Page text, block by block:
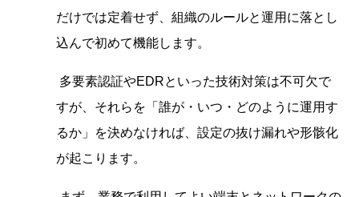
だけでは定着せず、組織のルールと運用に落とし
込んで初めて機能します。
多要素認証やEDRといった技術対策は不可欠で
すが、それらを「誰が・いつ・どのように運用す
るか」を決めなければ、設定の抜け漏れや形骸化
が起こります。